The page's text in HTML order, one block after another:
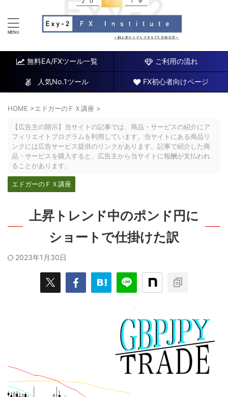
無料EA/FXツール一覧 ご利用の流れ
人気No.1ツール FX初心者向けページ
HOME >エドガーのＦＸ講座 >
【広告主の開示】当サイトの記事では、商品・サービスの紹介にア
フィリエイトプログラムを利用しています。当サイトにある商品リ
ンクには広告サービス提供のリンクがあります。記事で紹介した商
品・サービスを購入すると、広告主から当サイトに報酬が支払われ
ることがあります。
エドガーのＦＸ講座
上昇トレンド中のポンド円に
ショートで仕掛けた訳
2023年1月30日